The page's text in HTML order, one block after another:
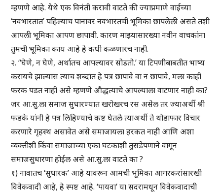
म्हणणे आहे. येथे एक विनंती करावी वाटते की ज्याप्रमाणे वाईच्या
‘नवभारतात’ पहिल्याच पानावर नवभारतची भूमिका छापलेली असते तशी
आपली भूमिका आपण छापावी. कारण माझ्यासारख्या नवीन वाचकांना
तुमची भूमिका काय आहे हे कधी कळणारच नाही.
२. “घेणे, न घेणे, अर्थातच आपल्यावर सोडतो.’ या टिपणीबाबतीत भाष्य
करायचे झाल्यास त्याच शब्दांत हे पत्र छापावे वा न छापावे, मला काही
फरक पडत नाही असे म्हणणे औद्धत्याचे आपल्याला वाटणार नाही का?
जर आ.सु.ला समाज सुधारण्यात खरोखरच रस असेल तर ज्याअर्थी श्री
फडके यांनी हे पत्र लिहिण्याचे कष्ट घेतले त्याअर्थी ते थोडाफार विचार
करणारे गृहस्थ असावेत असे समाजायला हरकत नाही आणि अशा
व्यक्तीशी किंवा समाजाच्या एका घटकाशी तुसडेपणाने वागून
समाजसुधारणा होईल असे आ.सु.ला वाटते का ?
१) नावातच ‘सुधारक’ आहे यावरून आमची भूमिका आगरकरांसारखी
विवेकवादी आहे, हे स्पष्ट आहे. ‘पायवा’ या सदरामधून विवेकवादाची